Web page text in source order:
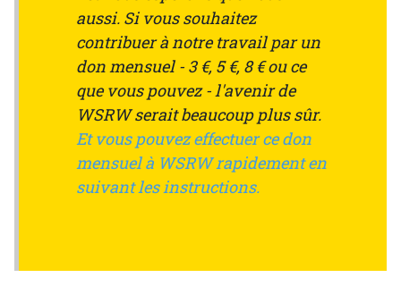
aussi. Si vous souhaitez
contribuer à notre travail par un
don mensuel - 3 €, 5 €, 8 € ou ce
que vous pouvez - l'avenir de
WSRW serait beaucoup plus sûr.
Et vous pouvez effectuer ce don
mensuel à WSRW rapidement en
suivant les instructions.